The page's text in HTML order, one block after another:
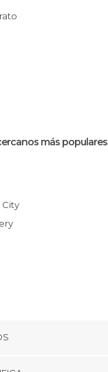
más populares
City